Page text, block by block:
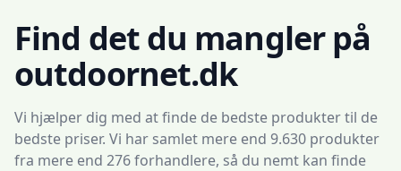
Find det du mangler på
outdoornet.dk
Vi hjælper dig med at finde de bedste produkter til de
bedste priser. Vi har samlet mere end 9.630 produkter
fra mere end 276 forhandlere, så du nemt kan finde